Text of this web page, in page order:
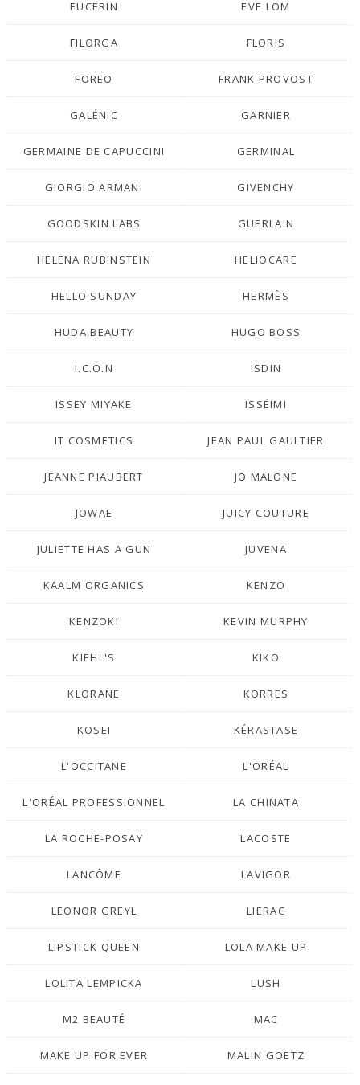
EUCERIN EVE LOM
FILORGA FLORIS
FOREO FRANK PROVOST
GALÉNIC GARNIER
GERMAINE DE CAPUCCINI GERMINAL
GIORGIO ARMANI GIVENCHY
GOODSKIN LABS GUERLAIN
HELENA RUBINSTEIN HELIOCARE
HELLO SUNDAY HERMÈS
HUDA BEAUTY HUGO BOSS
I.C.O.N ISDIN
ISSEY MIYAKE ISSÉIMI
IT COSMETICS JEAN PAUL GAULTIER
JEANNE PIAUBERT JO MALONE
JOWAE JUICY COUTURE
JULIETTE HAS A GUN JUVENA
KAALM ORGANICS KENZO
KENZOKI KEVIN MURPHY
KIEHL'S KIKO
KLORANE KORRES
KOSEI KÉRASTASE
L'OCCITANE L'ORÉAL
L'ORÉAL PROFESSIONNEL LA CHINATA
LA ROCHE-POSAY LACOSTE
LANCÔME LAVIGOR
LEONOR GREYL LIERAC
LIPSTICK QUEEN LOLA MAKE UP
LOLITA LEMPICKA LUSH
M2 BEAUTÉ MAC
MAKE UP FOR EVER MALIN GOETZ